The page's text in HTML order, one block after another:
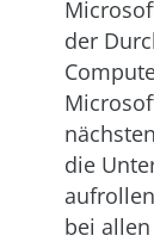
der
die
bei